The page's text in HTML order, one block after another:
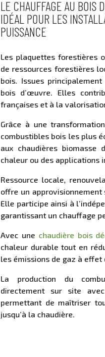
LE CHAUFFAGE AU BOIS
IDÉAL POUR LES
PUISSANCE
Les plaquettes forestières
de ressources forestières
bois. Issues
bois d’œuvre. Elles
françaises et à la
Grâce à une
combustibles bois les plus
aux chaudières biomasse
chaleur ou des applications
Ressource locale,
offre un
Elle participe ainsi à
garantissant un chauffage
Avec une chaudière bois
chaleur durable tout en
les émissions de gaz à effet
La production du
directement sur site
permettant de maîtriser
jusqu’à la chaudière.